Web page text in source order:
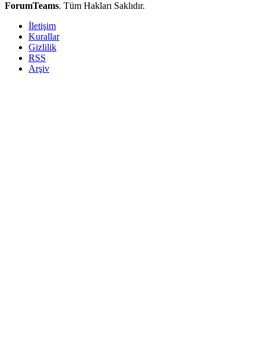
ForumTeams. Tüm Hakları Saklıdır.
İletişim
Kurallar
Gizlilik
RSS
Arşiv